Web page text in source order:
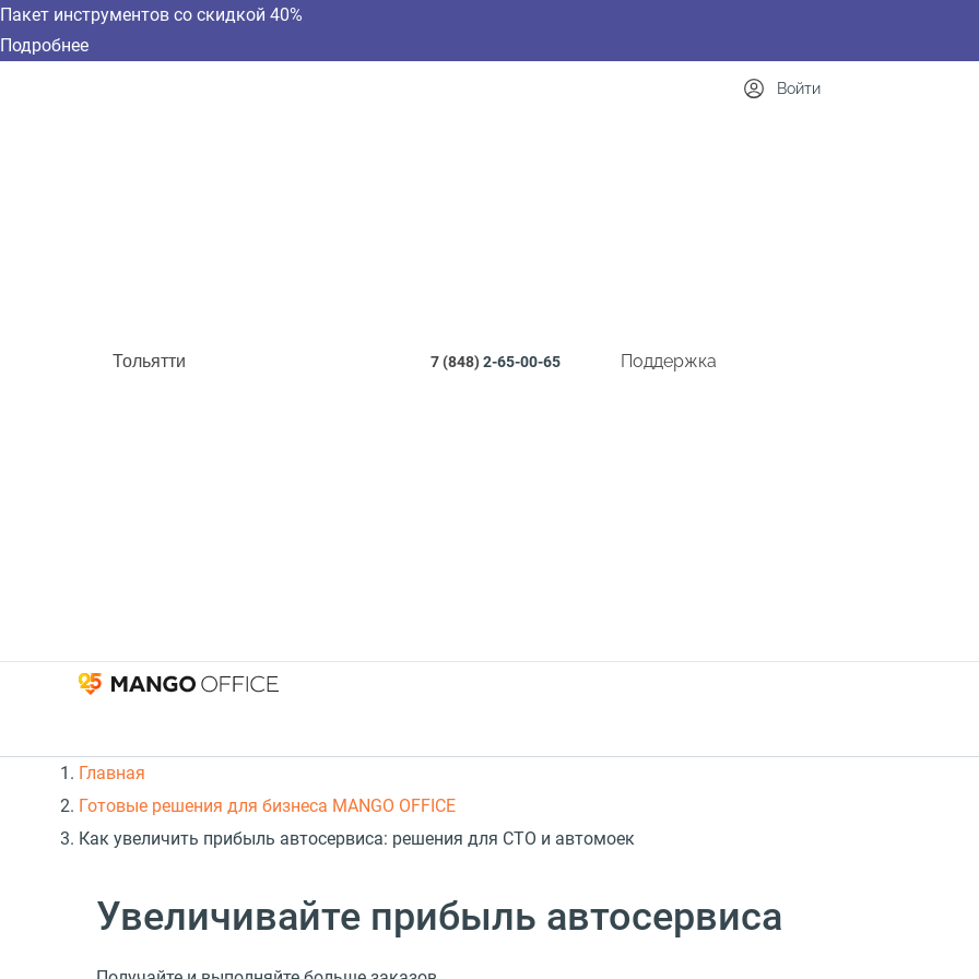
Пакет инструментов со скидкой 40%
Подробнее
Тольятти 7 (848)2-65-00-65 Поддержка
Войти
Главная
Готовые решения для бизнеса MANGO OFFICE
Как увеличить прибыль автосервиса: решения для СТО и автомоек
Увеличивайте прибыль автосервиса